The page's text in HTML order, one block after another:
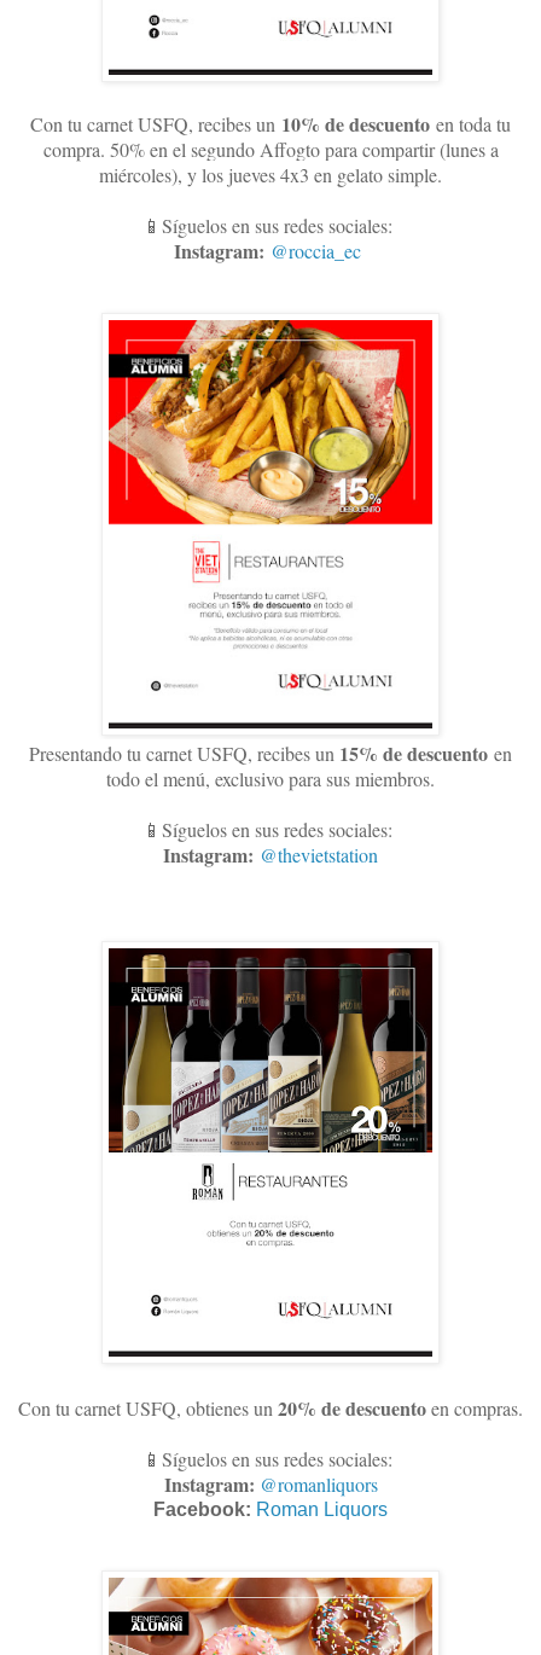
Con tu carnet USFQ, recibes un 10% de descuento en toda tu
compra. 50% en el segundo Affogto para compartir (lunes a
miércoles), y los jueves 4x3 en gelato simple.
📱Síguelos en sus redes sociales:
Instagram: @roccia_ec
Presentando tu carnet USFQ, recibes un 15% de descuento en
todo el menú, exclusivo para sus miembros.
📱Síguelos en sus redes sociales:
Instagram: @thevietstation
Con tu carnet USFQ, obtienes un20% de descuentoen compras.
📱Síguelos en sus redes sociales:
Instagram: @romanliquors
Facebook: Roman Liquors